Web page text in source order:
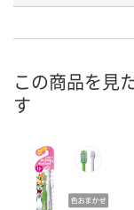
号
お届け日
数量
この商品を見
す